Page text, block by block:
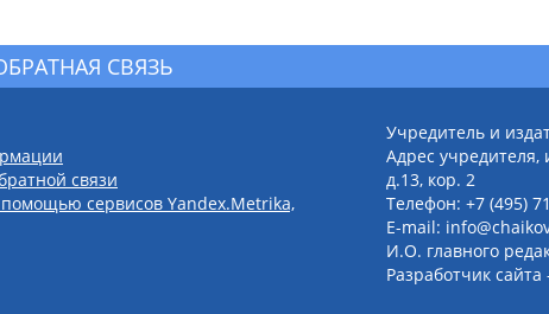
СВЯЗЬ
связи
сервисов Yandex.Metrika,
Учредитель и
Адрес учредителя,
д.13, кор. 2
Телефон: +7 (495)
E-mail:
И.О. главного
Разработчик сайта